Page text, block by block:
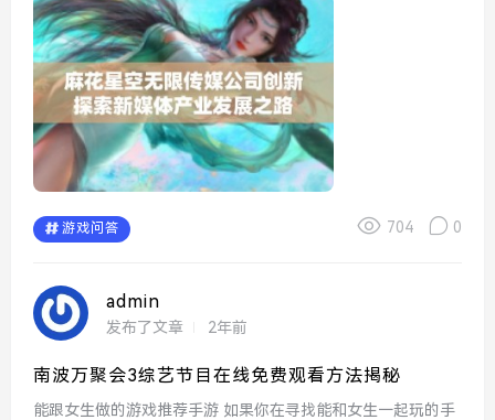
满了生动的艺术气息，观众仿佛可以在其中感受到无限...
游戏问答 704 0
admin
发布了文章 2年前
南波万聚会3综艺节目在线免费观看方法揭秘
能跟女生做的游戏推荐手游 如果你在寻找能和女生一起玩的手